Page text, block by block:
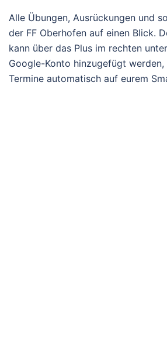
Alle Übungen, Ausrückungen und
der FF Oberhofen auf einen Blick.
kann über das Plus im rechten
Google-Konto hinzugefügt
Termine automatisch auf eurem